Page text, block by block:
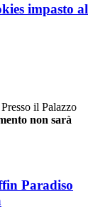
impasto al
il Palazzo
non sarà
Paradiso